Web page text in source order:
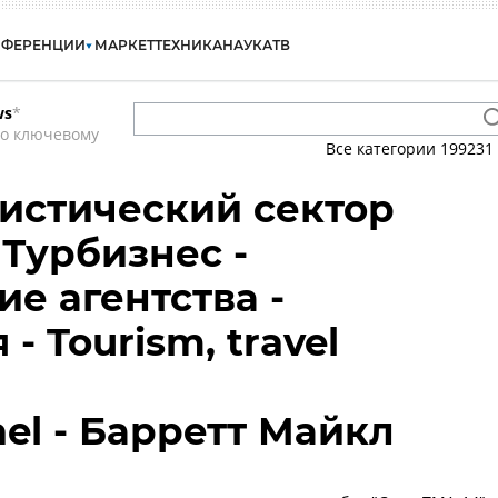
МАРКЕТТЕХНИКАНАУКАТВ
*
ключевому
Все категории 199231
сектор
-
агентства -
- Tourism, travel
- Барретт Майкл